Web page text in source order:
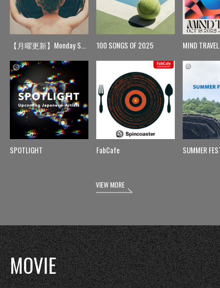
【月曜更新】Monday Spin
SPOTLIGHT
100 SONGS OF 2025
FabCafe
MIND TRAVEL
SUMMER
VIEW MORE
MOVIE